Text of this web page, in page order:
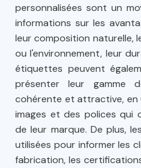
personnalisées sont un
informations sur les
leur composition naturelle,
ou l'environnement, leur
étiquettes peuvent
présenter leur gamme
cohérente et attractive, en
images et des polices qui
de leur marque. De plus,
utilisées pour informer les
fabrication, les